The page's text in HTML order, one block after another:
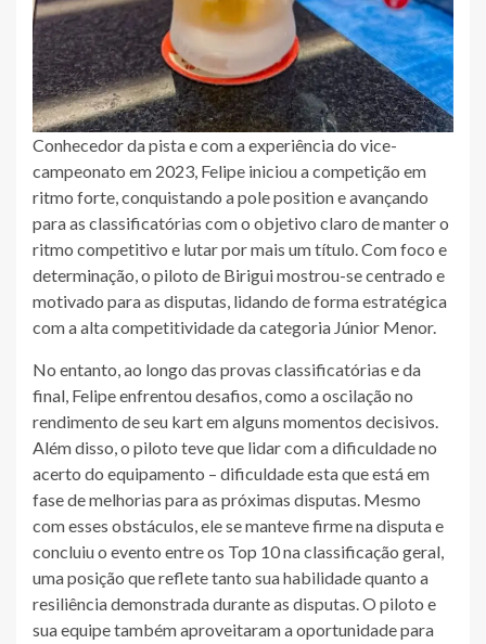
Conhecedor da pista e com a experiência do vice-
campeonato em 2023, Felipe iniciou a competição em
ritmo forte, conquistando a pole position e avançando
para as classificatórias com o objetivo claro de manter o
ritmo competitivo e lutar por mais um título. Com foco e
determinação, o piloto de Birigui mostrou-se centrado e
motivado para as disputas, lidando de forma estratégica
com a alta competitividade da categoria Júnior Menor.
No entanto, ao longo das provas classificatórias e da
final, Felipe enfrentou desafios, como a oscilação no
rendimento de seu kart em alguns momentos decisivos.
Além disso, o piloto teve que lidar com a dificuldade no
acerto do equipamento – dificuldade esta que está em
fase de melhorias para as próximas disputas. Mesmo
com esses obstáculos, ele se manteve firme na disputa e
concluiu o evento entre os Top 10 na classificação geral,
uma posição que reflete tanto sua habilidade quanto a
resiliência demonstrada durante as disputas. O piloto e
sua equipe também aproveitaram a oportunidade para